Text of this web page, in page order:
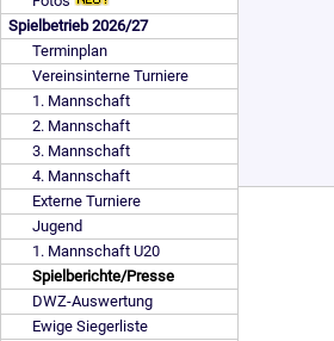
Spielbetrieb 2026/27
Terminplan
Vereinsinterne Turniere
1. Mannschaft
2. Mannschaft
3. Mannschaft
4. Mannschaft
Externe Turniere
Jugend
1. Mannschaft U20
Spielberichte/Presse
DWZ-Auswertung
Ewige Siegerliste